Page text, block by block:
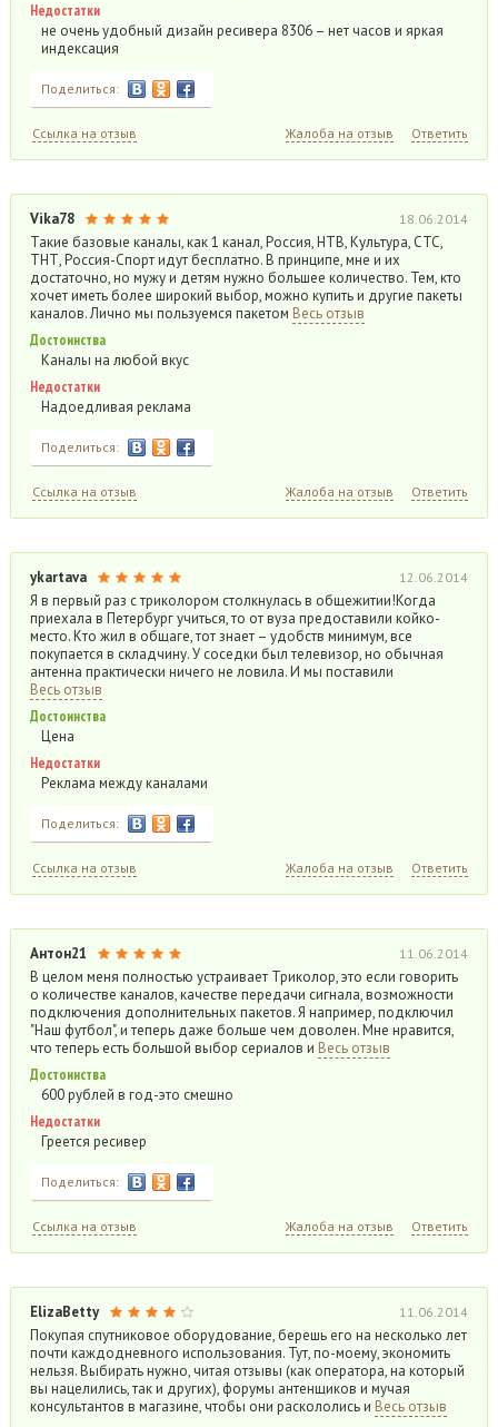
Недостатки
не очень удобный дизайн ресивера 8306 – нет часов и яркая
индексация
Поделиться:
Ссылка на отзыв Жалоба на отзыв Ответить
Vika78 18.06.2014
Такие базовые каналы, как 1 канал, Россия, НТВ, Культура, СТС,
ТНТ, Россия-Спорт идут бесплатно. В принципе, мне и их
достаточно, но мужу и детям нужно большее количество. Тем, кто
хочет иметь более широкий выбор, можно купить и другие пакеты
каналов. Лично мы пользуемся пакетом Весь отзыв
Достоинства
Каналы на любой вкус
Недостатки
Надоедливая реклама
Поделиться:
Ссылка на отзыв Жалоба на отзыв Ответить
ykartava 12.06.2014
Я в первый раз с триколором столкнулась в общежитии!Когда
приехала в Петербург учиться, то от вуза предоставили койко-
место. Кто жил в общаге, тот знает – удобств минимум, все
покупается в складчину. У соседки был телевизор, но обычная
антенна практически ничего не ловила. И мы поставили
Весь отзыв
Достоинства
Цена
Недостатки
Реклама между каналами
Поделиться:
Ссылка на отзыв Жалоба на отзыв Ответить
Антон21 11.06.2014
В целом меня полностью устраивает Триколор, это если говорить
о количестве каналов, качестве передачи сигнала, возможности
подключения дополнительных пакетов. Я например, подключил
"Наш футбол", и теперь даже больше чем доволен. Мне нравится,
что теперь есть большой выбор сериалов и Весь отзыв
Достоинства
600 рублей в год-это смешно
Недостатки
Греется ресивер
Поделиться:
Ссылка на отзыв Жалоба на отзыв Ответить
ElizaBetty 11.06.2014
Покупая спутниковое оборудование, берешь его на несколько лет
почти каждодневного использования. Тут, по-моему, экономить
нельзя. Выбирать нужно, читая отзывы (как оператора, на который
вы нацелились, так и других), форумы антенщиков и мучая
консультантов в магазине, чтобы они раскололись и Весь отзыв